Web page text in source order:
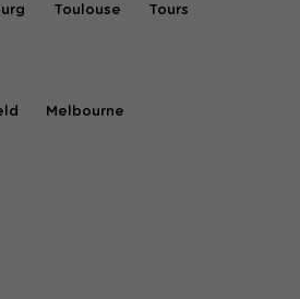
Toulouse Tours
Melbourne